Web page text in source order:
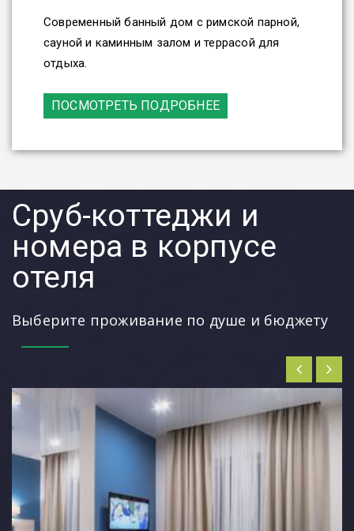
Современный банный дом с римской парной,
сауной и каминным залом и террасой для
отдыха.
ПОСМОТРЕТЬ ПОДРОБНЕЕ
Сруб-коттеджи и
номера в корпусе
отеля
Выберите проживание по душе и бюджету